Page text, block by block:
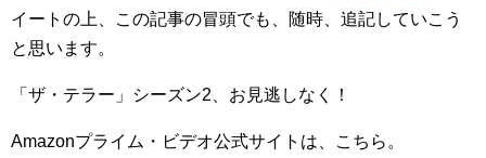
イートの上、この記事の冒頭でも、随時、追記していこう
と思います。
「ザ・テラー」シーズン2、お見逃しなく！
Amazonプライム・ビデオ公式サイトは、こちら。